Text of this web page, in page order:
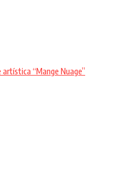
artística “Mange Nuage”